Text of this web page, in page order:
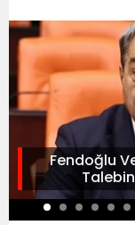
Fendoğlu